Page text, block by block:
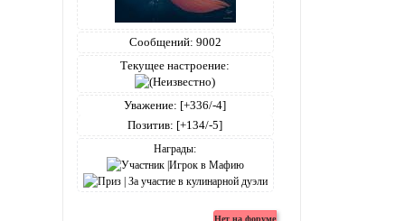
Сообщений: 9002
Текущее настроение:
Уважение: [+336/-4]
Позитив: [+134/-5]
Награды: